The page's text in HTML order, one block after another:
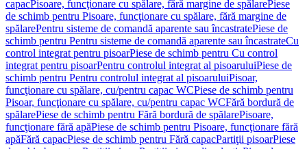
capacPisoare, funcţionare cu spălare, fără margine de spălarePiese
de schimb pentru Pisoare, funcţionare cu spălare, fără margine de
spălarePentru sisteme de comandă aparente sau încastratePiese de
schimb pentru Pentru sisteme de comandă aparente sau încastrateCu
control integrat pentru pisoarPiese de schimb pentru Cu control
integrat pentru pisoarPentru controlul integrat al pisoaruluiPiese de
schimb pentru Pentru controlul integrat al pisoaruluiPisoar,
funcţionare cu spălare, cu/pentru capac WCPiese de schimb pentru
Pisoar, funcţionare cu spălare, cu/pentru capac WCFără bordură de
spălarePiese de schimb pentru Fără bordură de spălarePisoare,
funcţionare fără apăPiese de schimb pentru Pisoare, funcţionare fără
apăFără capacPiese de schimb pentru Fără capacPartiţii pisoarPiese